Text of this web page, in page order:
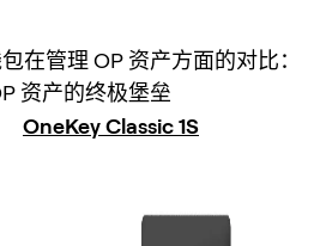
在管理 OP 资产方面的对比：
资产的终极堡垒
OneKey Classic 1S